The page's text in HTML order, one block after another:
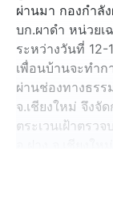
ผ่านมา กองกำลั
บก.ผาดำ หน่วยเ
ระหว่างวันที่ 12-
เพื่อนบ้านจะทำก
ผ่านช่องทางธร
จ.เชียงใหม่ จึงจั
ตระเวนเฝ้าตรว